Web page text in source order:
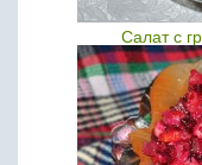
Салат с